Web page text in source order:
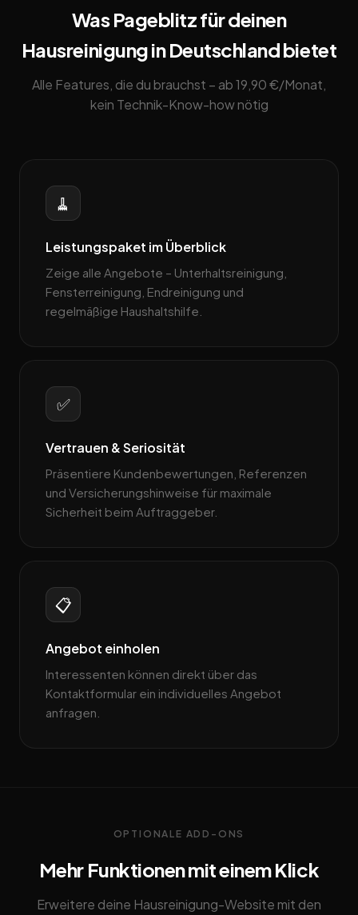
Was Pageblitz für deinen
Hausreinigung in Deutschland bietet
Alle Features, die du brauchst – ab 19,90 €/Monat,
kein Technik-Know-how nötig
🧹
Leistungspaket im Überblick
Zeige alle Angebote – Unterhaltsreinigung,
Fensterreinigung, Endreinigung und
regelmäßige Haushaltshilfe.
✅
Vertrauen & Seriosität
Präsentiere Kundenbewertungen, Referenzen
und Versicherungshinweise für maximale
Sicherheit beim Auftraggeber.
📋
Angebot einholen
Interessenten können direkt über das
Kontaktformular ein individuelles Angebot
anfragen.
OPTIONALE ADD-ONS
Mehr Funktionen mit einem Klick
Erweitere deine Hausreinigung-Website mit den